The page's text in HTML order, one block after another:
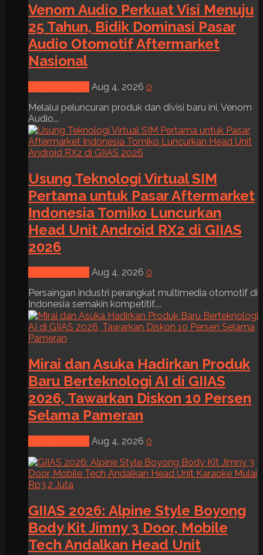
Venom Audio Perkuat Visi Menuju
25 Tahun, Bidik Dominasi Pasar
Audio Otomotif Aftermarket
Nasional
Aug 4, 2026 0
Melalui peluncuran produk dan divisi baru ini, Venom
Audio...
Usung Teknologi Virtual SIM
Pertama untuk Pasar Aftermarket
Indonesia Tomiko Luncurkan
Head Unit Android RX2 di GIIAS
2026
Aug 4, 2026 0
Persaingan industri perangkat multimedia otomotif di
Indonesia semakin kompetitif....
Mirai dan Asuka Hadirkan Produk
Baru Berteknologi AI di GIIAS
2026, Tawarkan Diskon 10 Persen
Selama Pameran
Aug 4, 2026 0
GIIAS 2026: Alpine Style Boyong
Body Kit Jimny 3 Door, Mobile
Tech Andalkan Head Unit